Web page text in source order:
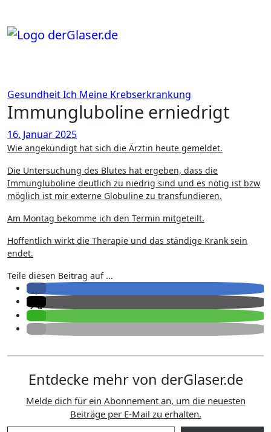
springen
GesundheitIch Meine Krebserkrankung
Immungluboline erniedrigt
16. Januar 2025
Wie angekündigt hat sich die Ärztin heute gemeldet.
Die Untersuchung des Blutes hat ergeben, dass die
Immungluboline deutlich zu niedrig sind und es nötig ist bzw
möglich ist mir externe Globuline zu transfundieren.
Am Montag bekomme ich den Termin mitgeteilt.
Hoffentlich wirkt die Therapie und das ständige Krank sein
endet.
Teile diesen Beitrag auf ...
Entdecke mehr von derGlaser.de
Melde dich für ein Abonnement an, um die neuesten
Beiträge per E-Mail zu erhalten.
Gib deine E-Mail-Adresse ein ...